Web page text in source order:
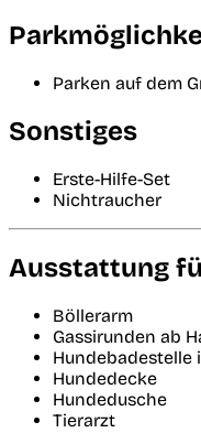
Parken auf dem
Sonstiges
Erste-Hilfe-Set
Nichtraucher
Ausstattung
Böllerarm
Gassirunden ab
Hundebadestelle
Hundedecke
Hundedusche
Tierarzt